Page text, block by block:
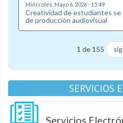
Miércoles, Mayo 6, 2026 - 15:49
Creatividad de estudiantes se
de producción audiovisual
1 de 155
SERVICIOS
Servicios